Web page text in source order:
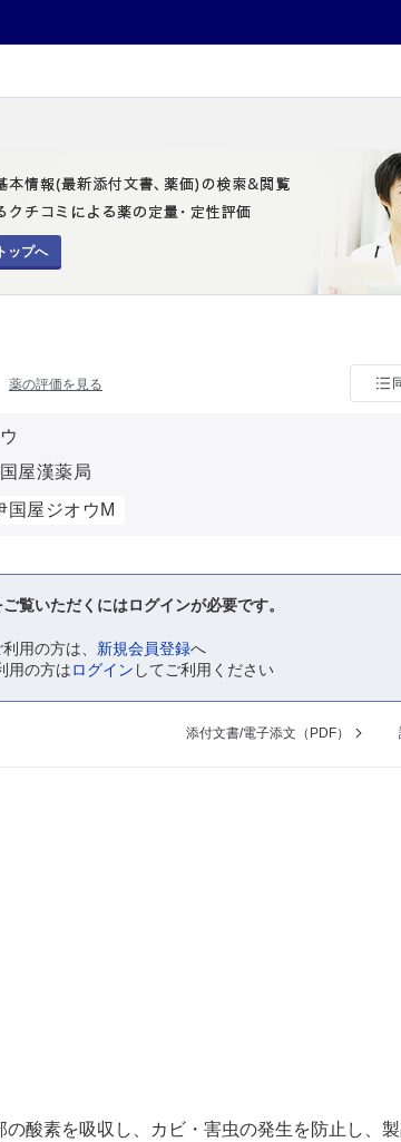
ップへ
薬の評価を見る
屋漢薬局
国屋ジオウM
覧いただくにはログインが必要です。
用の方は、 新規会員登録へ
用の方はログイン してご利用ください
添付文書/電子添文（PDF）
の酸素を吸収し、カビ・害虫の発生を防止し、